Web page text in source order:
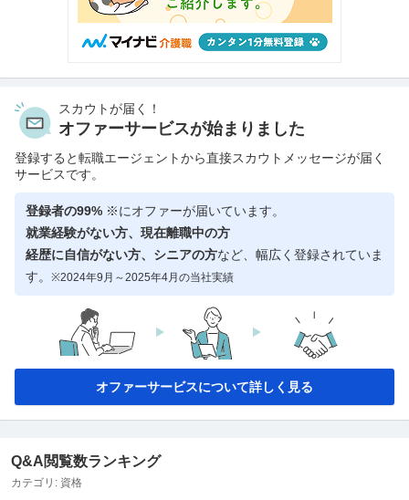
スカウトが届く！
オファーサービスが始まりました
登録すると転職エージェントから直接スカウトメッセージが届く
サービスです。
登録者の99% ※にオファーが届いています。
就業経験がない方、現在離職中の方
経歴に自信がない方、シニアの方など、幅広く登録されていま
す。 ※2024年9月～2025年4月の当社実績
オファーサービスについて詳しく見る
Q&A閲覧数ランキング
カテゴリ: 資格